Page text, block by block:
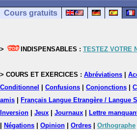
Cours gratuits
> INDISPENSABLES : TESTEZ VOTRE
> COURS ET EXERCICES : Abréviations
Conditionnel
Confusions Conjonctions
amis
Français Langue Etrangère / Langue
Inversion
Jeux Journaux Lettre
Négations Opinion Ordres Orthographe